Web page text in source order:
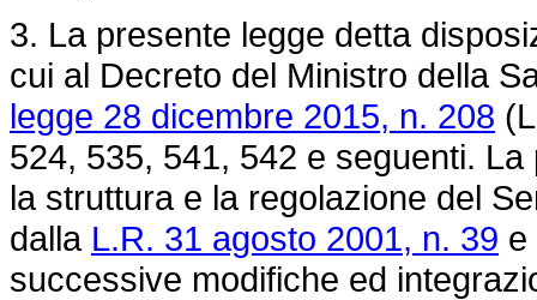
3. La presente legge detta
cui al Decreto del Ministro della
legge 28 dicembre 2015, n. 208
524, 535, 541, 542 e seguenti.
la struttura e la regolazione del
dalla L.R. 31 agosto 2001, n. 39
successive modifiche ed